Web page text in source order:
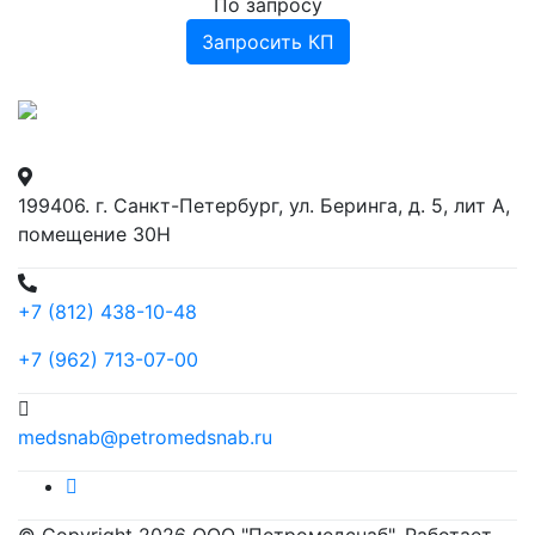
По запросу
Запросить КП
199406. г. Санкт-Петербург, ул. Беринга, д. 5, лит А,
помещение 30Н
+7 (812) 438-10-48
+7 (962) 713-07-00
medsnab@petromedsnab.ru